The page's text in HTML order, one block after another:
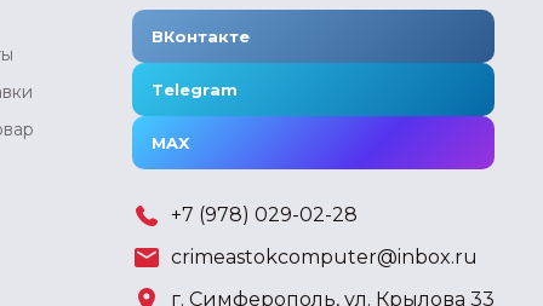
ВКонтакте
Telegram
MAX
+7 (978) 029-02-28
crimeastokcomputer@inbox.ru
г. Симферополь, ул. Крылова 33